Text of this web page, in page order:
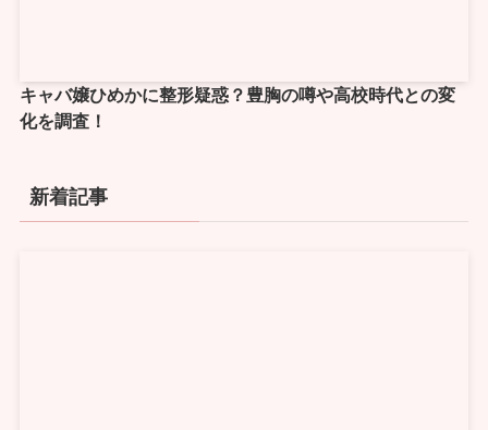
キャバ嬢ひめかに整形疑惑？豊胸の噂や高校時代との変
化を調査！
新着記事